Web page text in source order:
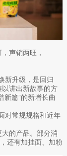
声销两旺，
新升级，是回归
以讲出新故事的方
新篇”的新增长曲
对常规规格和近年
的产品。部分消
还有加挂面、加粉